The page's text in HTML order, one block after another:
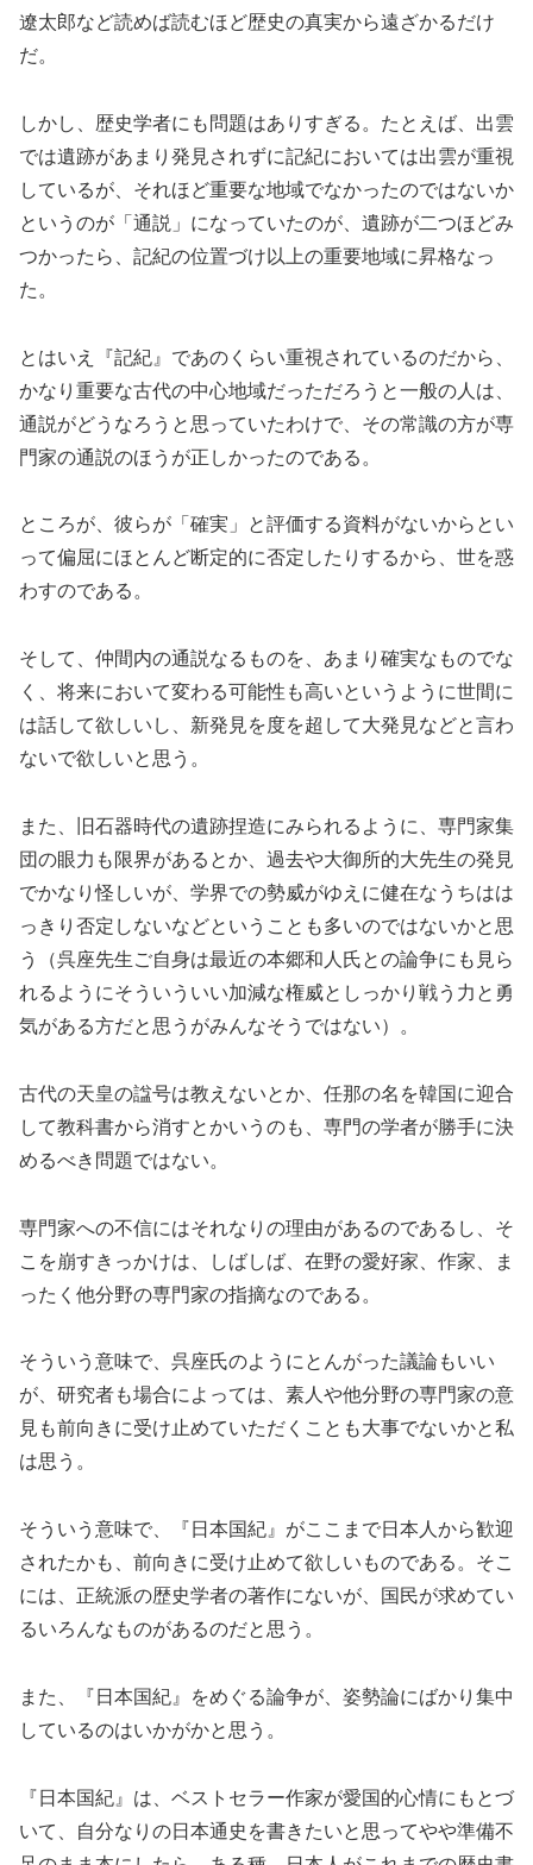
遼太郎など読めば読むほど歴史の真実から遠ざかるだけ
だ。
しかし、歴史学者にも問題はありすぎる。たとえば、出雲
では遺跡があまり発見されずに記紀においては出雲が重視
しているが、それほど重要な地域でなかったのではないか
というのが「通説」になっていたのが、遺跡が二つほどみ
つかったら、記紀の位置づけ以上の重要地域に昇格なっ
た。
とはいえ『記紀』であのくらい重視されているのだから、
かなり重要な古代の中心地域だっただろうと一般の人は、
通説がどうなろうと思っていたわけで、その常識の方が専
門家の通説のほうが正しかったのである。
ところが、彼らが「確実」と評価する資料がないからとい
って偏屈にほとんど断定的に否定したりするから、世を惑
わすのである。
そして、仲間内の通説なるものを、あまり確実なものでな
く、将来において変わる可能性も高いというように世間に
は話して欲しいし、新発見を度を超して大発見などと言わ
ないで欲しいと思う。
また、旧石器時代の遺跡捏造にみられるように、専門家集
団の眼力も限界があるとか、過去や大御所的大先生の発見
でかなり怪しいが、学界での勢威がゆえに健在なうちはは
っきり否定しないなどということも多いのではないかと思
う（呉座先生ご自身は最近の本郷和人氏との論争にも見ら
れるようにそういういい加減な権威としっかり戦う力と勇
気がある方だと思うがみんなそうではない）。
古代の天皇の諡号は教えないとか、任那の名を韓国に迎合
して教科書から消すとかいうのも、専門の学者が勝手に決
めるべき問題ではない。
専門家への不信にはそれなりの理由があるのであるし、そ
こを崩すきっかけは、しばしば、在野の愛好家、作家、ま
ったく他分野の専門家の指摘なのである。
そういう意味で、呉座氏のようにとんがった議論もいい
が、研究者も場合によっては、素人や他分野の専門家の意
見も前向きに受け止めていただくことも大事でないかと私
は思う。
そういう意味で、『日本国紀』がここまで日本人から歓迎
されたかも、前向きに受け止めて欲しいものである。そこ
には、正統派の歴史学者の著作にないが、国民が求めてい
るいろんなものがあるのだと思う。
また、『日本国紀』をめぐる論争が、姿勢論にばかり集中
しているのはいかがかと思う。
『日本国紀』は、ベストセラー作家が愛国的心情にもとづ
いて、自分なりの日本通史を書きたいと思ってやや準備不